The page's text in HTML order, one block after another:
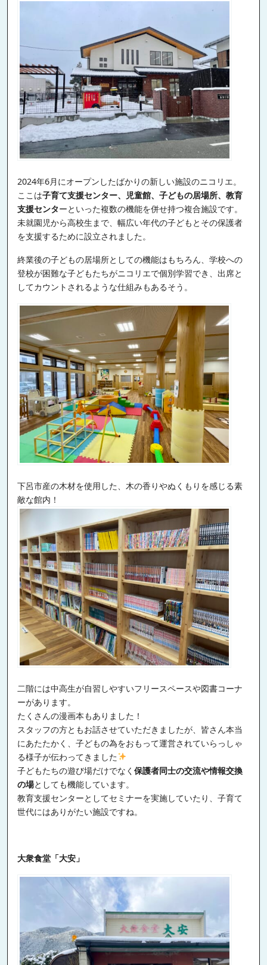
2024年6月にオープンしたばかりの新しい施設のニコリエ。
ここは子育て支援センター、児童館、子どもの居場所、教育
支援センターといった複数の機能を併せ持つ複合施設です。
未就園児から高校生まで、幅広い年代の子どもとその保護者
を支援するために設立されました。
終業後の子どもの居場所としての機能はもちろん、学校への
登校が困難な子どもたちがニコリエで個別学習でき、出席と
してカウントされるような仕組みもあるそう。
下呂市産の木材を使用した、木の香りやぬくもりを感じる素
敵な館内！
二階には中高生が自習しやすいフリースペースや図書コーナ
ーがあります。
たくさんの漫画本もありました！
スタッフの方ともお話させていただきましたが、皆さん本当
にあたたかく、子どもの為をおもって運営されていらっしゃ
る様子が伝わってきました
子どもたちの遊び場だけでなく 保護者同士の交流や情報交換
の場としても機能しています。
教育支援センターとしてセミナーを実施していたり、子育て
世代にはありがたい施設ですね。
大衆食堂「大安」